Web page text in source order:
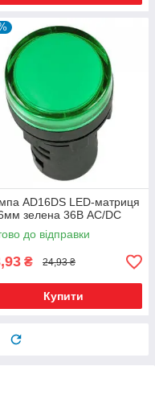
AD16DS LED-матриця
зелена 36В AC/DC
до відправки
₴ 24,93 ₴
Купити